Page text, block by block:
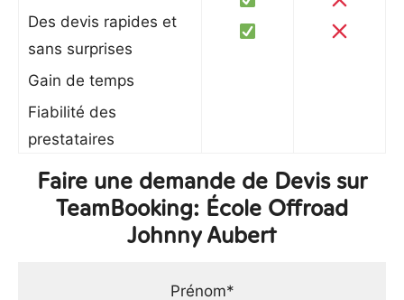
Des devis rapides et
sans surprises
Gain de temps
Fiabilité des
prestataires
Faire une demande de Devis sur
TeamBooking: École Offroad
Johnny Aubert
Prénom*